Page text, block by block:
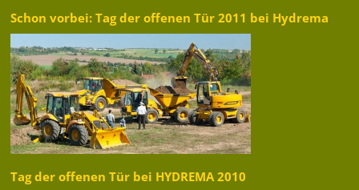
Schon vorbei: Tag der offenen Tür 2011 bei Hydrema
Tag der offenen Tür bei HYDREMA 2010